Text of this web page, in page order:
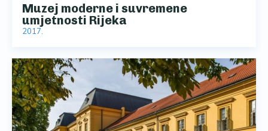
Muzej moderne i suvremene
umjetnosti Rijeka
2017.